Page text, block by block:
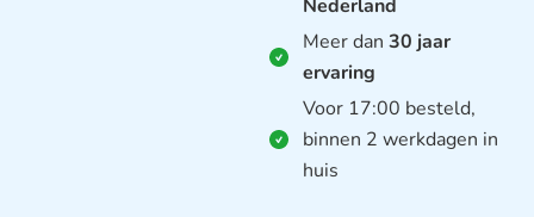
Nederland
Meer dan 30 jaar
ervaring
Voor 17:00 besteld,
binnen 2 werkdagen in
huis